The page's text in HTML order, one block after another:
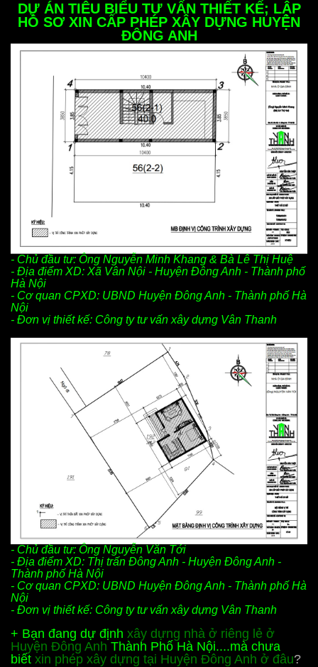
DỰ ÁN TIÊU BIỂU TƯ VẤN THIẾT KẾ; LẬP
HỒ SƠ XIN CẤP PHÉP XÂY DỰNG HUYỆN
ĐÔNG ANH
- Chủ đầu tư: Ông Nguyễn Minh Khang & Bà Lê Thị Huệ
- Địa điểm XD: Xã Vân Nội - Huyện Đông Anh - Thành phố
Hà Nội
- Cơ quan CPXD: UBND Huyện Đông Anh - Thành phố Hà
Nội
- Đơn vị thiết kế: Công ty tư vấn xây dựng Vân Thanh
- Chủ đầu tư: Ông Nguyễn Văn Tới
- Địa điểm XD: Thị trấn Đông Anh - Huyện Đông Anh -
Thành phố Hà Nội
- Cơ quan CPXD: UBND Huyện Đông Anh - Thành phố Hà
Nội
- Đơn vị thiết kế: Công ty tư vấn xây dựng Vân Thanh
+ Bạn đang dự định xây dựng nhà ở riêng lẻ ở
Huyện Đông Anh Thành Phố Hà Nội....mà chưa
biết xin phép xây dựng tại Huyện Đông Anh ở đâu?